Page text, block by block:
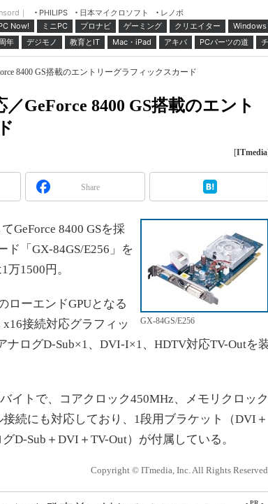
｜ PHILIPS 日本マイクロソフト
レノボ
Now!
ミニPC プロナビ ゲーミング クリエイター
Windows
年
デジモノ 教育とIT Mac・iPad アキバ PCパーツの道
8400 GS搭載のエントリーグラフィックスカード
GeForce 8400 GS搭載のエント
[ITmedia
Share
GX-84GS/E256
GeForce 8400 GSを採
ド「GX-84GS/E256」を
1500円。
ローエンドGPUとなる
x16接続対応グラフィッ
ナログD-Sub×1、DVI-I×1、HDTV対応TV-Outを
イトで、コアクロック450MHz、メモリクロック
続にも対応しており、1段用ブラケット（DVI＋
D-Sub＋DVI＋TV-Out）が付属している。
Copyright © ITmedia, Inc. All Rights